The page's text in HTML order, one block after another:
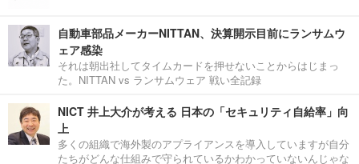
自動車部品メーカーNITTAN、決算開示目前にランサムウ
ェア感染
それは朝出社してタイムカードを押せないことからはじまっ
た。NITTAN vs ランサムウェア 戦い全記録
NICT 井上大介が考える 日本の「セキュリティ自給率」向
上
多くの組織で海外製のアプライアンスを導入していますが自分
たちがどんな仕組みで守られているかわかっていないんじゃな